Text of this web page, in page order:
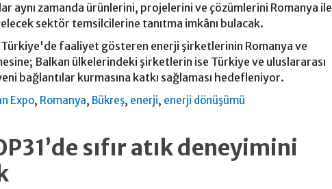
aynı zamanda ürünlerini, projelerini ve çözümlerini Romanya ile
sektör temsilcilerine tanıtma imkânı bulacak.
Türkiye'de faaliyet gösteren enerji şirketlerinin Romanya ve
Balkan ülkelerindeki şirketlerin ise Türkiye ve uluslararası
bağlantılar kurmasına katkı sağlaması hedefleniyor.
Expo, Romanya, Bükreş, enerji, enerji dönüşümü
sıfır atık deneyimini